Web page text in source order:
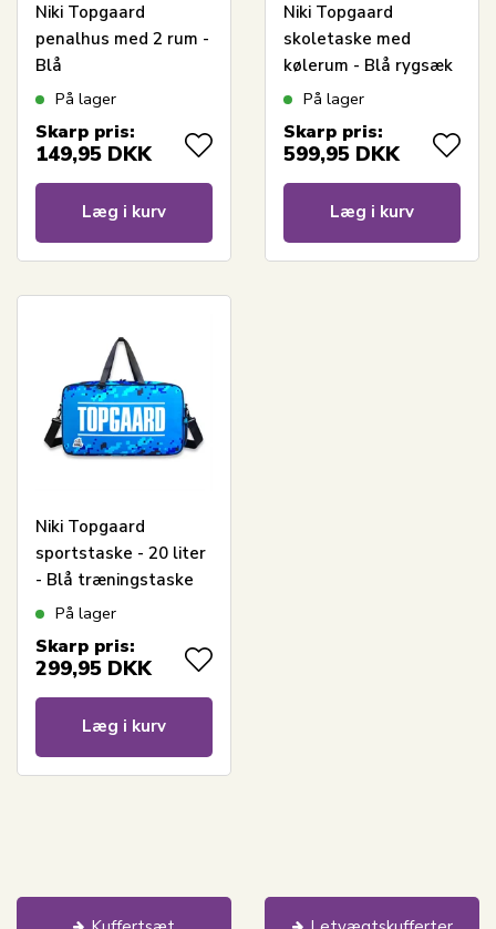
Niki Topgaard
penalhus med 2 rum -
Blå
På lager
Skarp pris:
149,95 DKK
Læg i kurv
Niki Topgaard
skoletaske med
kølerum - Blå rygsæk
med 5 rum
På lager
Skarp pris:
599,95 DKK
Læg i kurv
Niki Topgaard
sportstaske - 20 liter
- Blå træningstaske
På lager
Skarp pris:
299,95 DKK
Læg i kurv